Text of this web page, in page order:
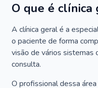
O que é clínica
A clínica geral é a
o paciente de forma
visão de vários sistemas
consulta.
O profissional dessa